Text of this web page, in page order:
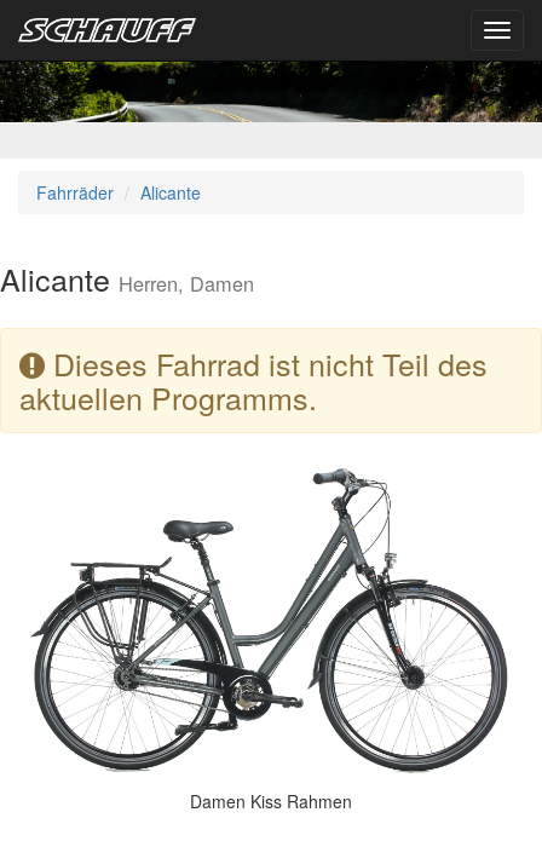
Fahrräder Alicante
Alicante Herren, Damen
Dieses Fahrrad ist nicht Teil des
aktuellen Programms.
Damen Kiss Rahmen